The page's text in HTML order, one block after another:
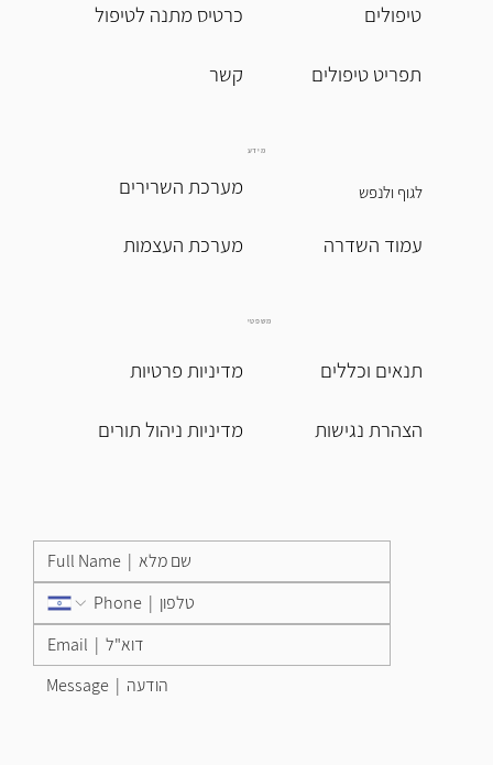
כרטיס מתנה לטיפול
מערכת השרירים
מערכת העצמות
מדיניות פרטיות
מדיניות ניהול תורים
טיפולים
תפריט טיפולים
מידע
לגוף ולנפש
עמוד השדרה
משפטי
תנאים וכללים
הצהרת נגישות